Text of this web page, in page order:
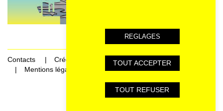
Contacts
Crédits
Mentions légales et données personnelles
REGLAGES
TOUT ACCEPTER
TOUT REFUSER